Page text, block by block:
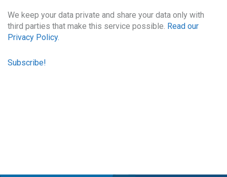
We keep your data private and share your data only with
third parties that make this service possible. Read our
Privacy Policy.